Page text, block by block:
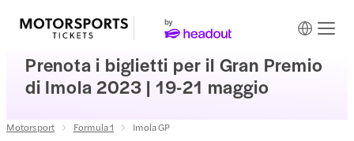
Prenota i biglietti per il Gran Premio
di Imola 2023 | 19-21 maggio
Motorsport Formula 1 Imola GP